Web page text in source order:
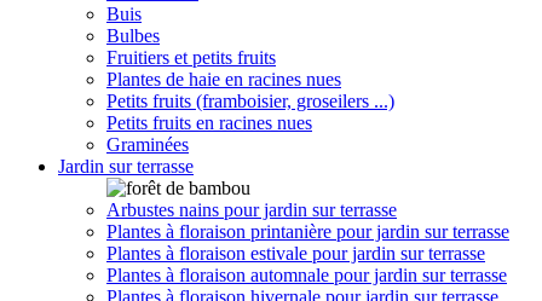
Buis
Bulbes
Fruitiers et petits fruits
Plantes de haie en racines nues
Petits fruits (framboisier, groseilers ...)
Petits fruits en racines nues
Graminées
Jardin sur terrasse
Arbustes nains pour jardin sur terrasse
Plantes à floraison printanière pour jardin sur terrasse
Plantes à floraison estivale pour jardin sur terrasse
Plantes à floraison automnale pour jardin sur terrasse
Plantes à floraison hivernale pour jardin sur terrasse